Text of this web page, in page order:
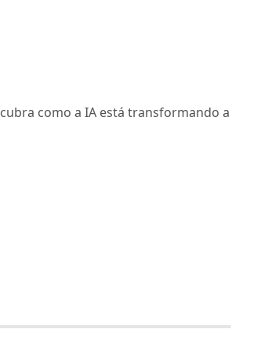
como a IA está transformando a